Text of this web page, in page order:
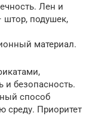
Лен и
штор, подушек,
материал.
и безопасность.
способ
среду. Приоритет